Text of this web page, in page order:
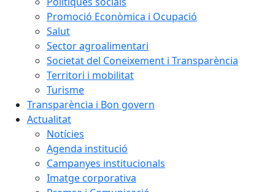
Promoció Econòmica i Ocupació
Salut
Sector agroalimentari
Societat del Coneixement i Transparència
Territori i mobilitat
Turisme
Transparència i Bon govern
Actualitat
Notícies
Agenda institució
Campanyes institucionals
Imatge corporativa